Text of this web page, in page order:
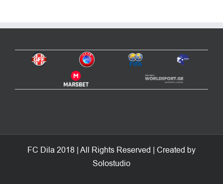
FC Dila 2018 | All Rights Reserved | Created by
Solostudio